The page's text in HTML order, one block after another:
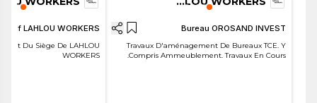
Bureau OROSAND INVEST
Travaux D'aménagement De Bureaux TCE. Y
Compris Ammeublement. Travaux En Cours.
LAHLOU WORKERS
Du Siège De LAHLOU
WORKERS